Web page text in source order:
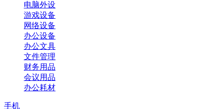
电脑外设
游戏设备
网络设备
办公设备
办公文具
文件管理
财务用品
会议用品
办公耗材
手机